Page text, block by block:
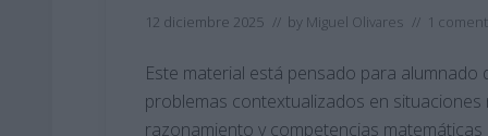
12 diciembre 2025 // by Miguel Olivares // 1
Este material está pensado para alumnado
problemas contextualizados en
razonamiento y competencias